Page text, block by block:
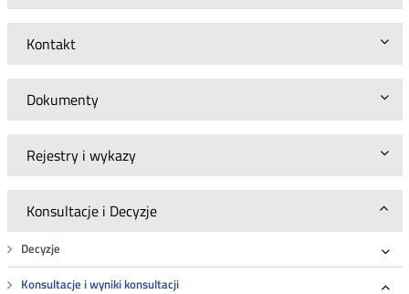
Kontakt
Dokumenty
Rejestry i wykazy
Konsultacje i Decyzje
Decyzje
Konsultacje i wyniki konsultacji